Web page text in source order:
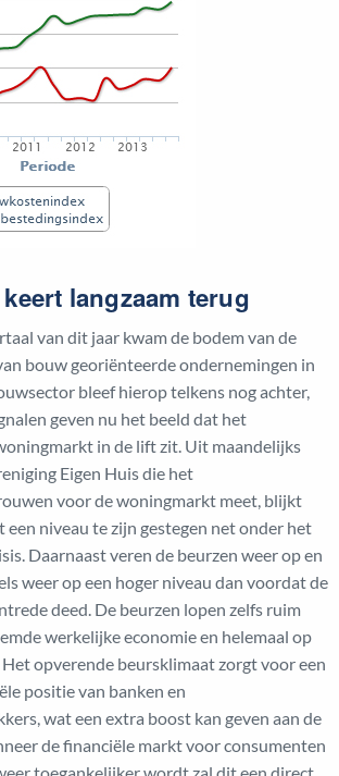
langzaam terug
van dit jaar kwam de bodem van de
bouw georiënteerde ondernemingen in
bleef hierop telkens nog achter,
geven nu het beeld dat het
in de lift zit. Uit maandelijks
Eigen Huis die het
voor de woningmarkt meet, blijkt
niveau te zijn gestegen net onder het
Daarnaast veren de beurzen weer op en
weer op een hoger niveau dan voordat de
deed. De beurzen lopen zelfs ruim
werkelijke economie en helemaal op
opverende beursklimaat zorgt voor een
positie van banken en
wat een extra boost kan geven aan de
de financiële markt voor consumenten
toegankelijker wordt zal dit een direct